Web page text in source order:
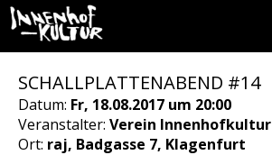
SCHALLPLATTENABEND #14
Datum: Fr, 18.08.2017 um 20:00
Veranstalter: Verein Innenhofkultur
Ort: raj, Badgasse 7, Klagenfurt